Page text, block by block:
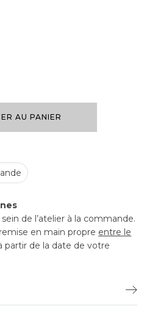
AU PANIER
de l’atelier à la commande.
en main propre entre le
partir de la date de votre